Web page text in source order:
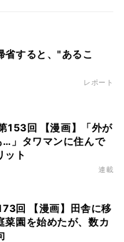
省すると、"あるこ
レポート
153回 【漫画】「外が
」タワマンに住んで
ット
連載
回 【漫画】田舎に移
菜園を始めたが、数カ